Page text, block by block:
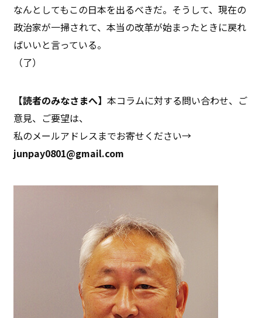
なんとしてもこの日本を出るべきだ。そうして、現在の
政治家が一掃されて、本当の改革が始まったときに戻れ
ばいいと言っている。
（了）
【読者のみなさまへ】本コラムに対する問い合わせ、ご
意見、ご要望は、
私のメールアドレスまでお寄せください→
junpay0801@gmail.com